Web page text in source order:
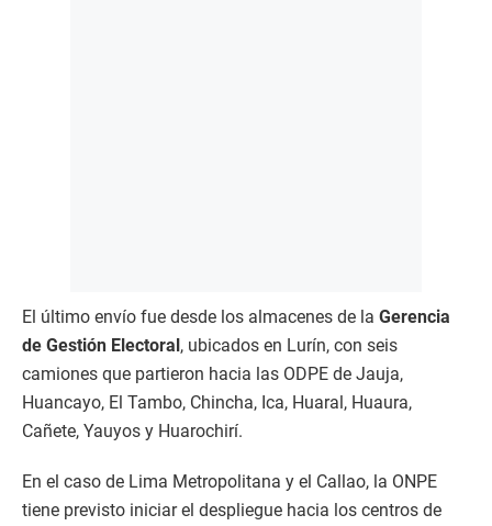
El último envío fue desde los almacenes de la Gerencia
de Gestión Electoral, ubicados en Lurín, con seis
camiones que partieron hacia las ODPE de Jauja,
Huancayo, El Tambo, Chincha, Ica, Huaral, Huaura,
Cañete, Yauyos y Huarochirí.
En el caso de Lima Metropolitana y el Callao, la ONPE
tiene previsto iniciar el despliegue hacia los centros de